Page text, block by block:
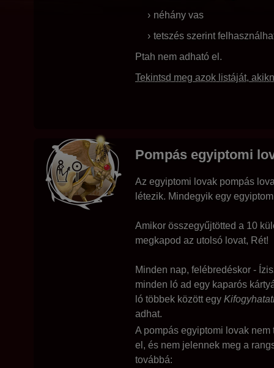
néhány vas
tetszés szerint
Ptah nem adható el.
Tekintsd meg azok listáját,
Pompás egyiptomi
Az egyiptomi lovak pompás
létezik. Mindegyik egy
Amikor összegyűjtötted a 10
megkapod az utolsó lovat, Rét!
Minden nap, felébredéskor -
minden ló ad egy kaparós
ló többek között egy
adhat.
A pompás egyiptomi lovak
el, és nem jelennek meg a
továbbá: